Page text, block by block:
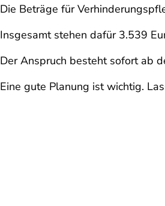
Die Beträge für
Insgesamt stehen dafür 3.539
Der Anspruch besteht sofort ab
Eine gute Planung ist wichtig.